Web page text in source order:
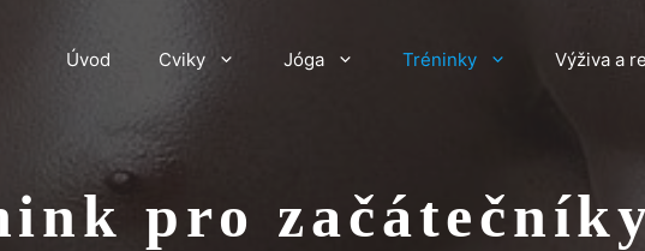
Úvod Cviky Jóga Tréninky Výživa a
pro